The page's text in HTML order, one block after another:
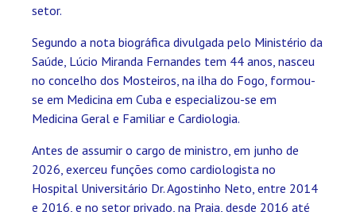
setor.
Segundo a nota biográfica divulgada pelo Ministério da
Saúde, Lúcio Miranda Fernandes tem 44 anos, nasceu
no concelho dos Mosteiros, na ilha do Fogo, formou-
se em Medicina em Cuba e especializou-se em
Medicina Geral e Familiar e Cardiologia.
Antes de assumir o cargo de ministro, em junho de
2026, exerceu funções como cardiologista no
Hospital Universitário Dr. Agostinho Neto, entre 2014
e 2016, e no setor privado, na Praia, desde 2016 até